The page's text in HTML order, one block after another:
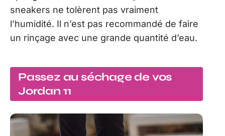
sneakers ne tolèrent pas vraiment
l’humidité. Il n’est pas recommandé de faire
un rinçage avec une grande quantité d’eau.
Passez au séchage de vos
Jordan 11